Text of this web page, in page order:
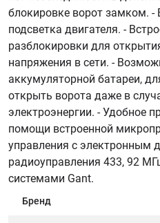
блокировке ворот замком. -
подсветка двигателя. -
разблокировки для
напряжения в сети. -
аккумуляторной батареи,
открыть ворота даже в
электроэнергии. - Удобное
помощи встроенной
управления с электронным
радиоуправления 433, 92
системами Gant.
Бренд